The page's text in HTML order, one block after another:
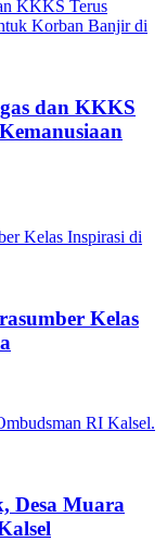
dan KKKS
Kelas
Desa Muara